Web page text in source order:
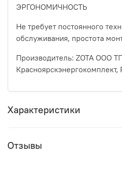
ЭРГОНОМИЧНОСТЬ
Не требует постоянного
обслуживания, простота
Производитель: ZOTA ООО
Красноярскэнергокомплект,
Характеристики
Отзывы